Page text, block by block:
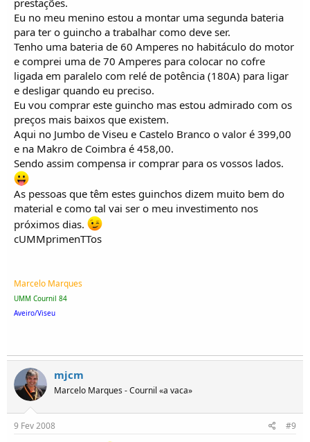
Eu no meu menino estou a montar uma segunda bateria
para ter o guincho a trabalhar como deve ser.
Tenho uma bateria de 60 Amperes no habitáculo do motor
e comprei uma de 70 Amperes para colocar no cofre
ligada em paralelo com relé de potência (180A) para ligar
e desligar quando eu preciso.
Eu vou comprar este guincho mas estou admirado com os
preços mais baixos que existem.
Aqui no Jumbo de Viseu e Castelo Branco o valor é 399,00
e na Makro de Coimbra é 458,00.
Sendo assim compensa ir comprar para os vossos lados.
As pessoas que têm estes guinchos dizem muito bem do
material e como tal vai ser o meu investimento nos
próximos dias.
cUMMprimenTTos
Marcelo Marques
UMM Cournil 84
Aveiro/Viseu
mjcm
Marcelo Marques - Cournil «a vaca»
9 Fev 2008 #9